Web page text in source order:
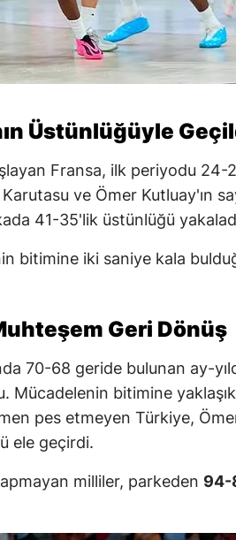
Üstünlüğüyle
Fransa, ilk periyodu 24-
ve Ömer Kutluay'ın
41-35'lik üstünlüğü
bitimine iki saniye kala
Geri Dönüş
70-68 geride bulunan ay-
bitimine
pes etmeyen Türkiye,
ele geçirdi.
milliler, parkeden 94-